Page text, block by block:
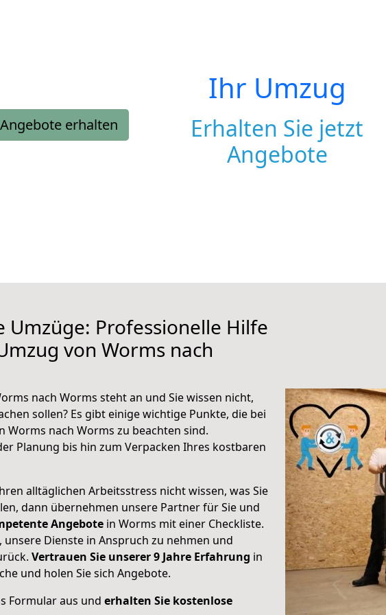
erhalten
Ihr Umzug
Erhalten Sie jetzt
Angebote
Umzüge: Professionelle Hilfe
von Worms nach
nach Worms steht an und Sie wissen nicht,
sollen? Es gibt einige wichtige Punkte, die bei
Worms nach Worms zu beachten sind.
Planung bis hin zum Verpacken Ihres kostbaren
alltäglichen Arbeitsstress nicht wissen, was Sie
dann übernehmen unsere Partner für Sie und
Angebote in Worms mit einer Checkliste.
, unsere Dienste in Anspruch zu nehmen und
Vertrauen Sie unserer 9 Jahre Erfahrung in
und holen Sie sich Angebote.
Formular aus und erhalten Sie kostenlose